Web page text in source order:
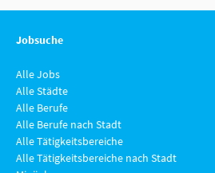
Jobsuche
Alle Jobs
Alle Städte
Alle Berufe
Alle Berufe nach Stadt
Alle Tätigkeitsbereiche
Alle Tätigkeitsbereiche nach Stadt